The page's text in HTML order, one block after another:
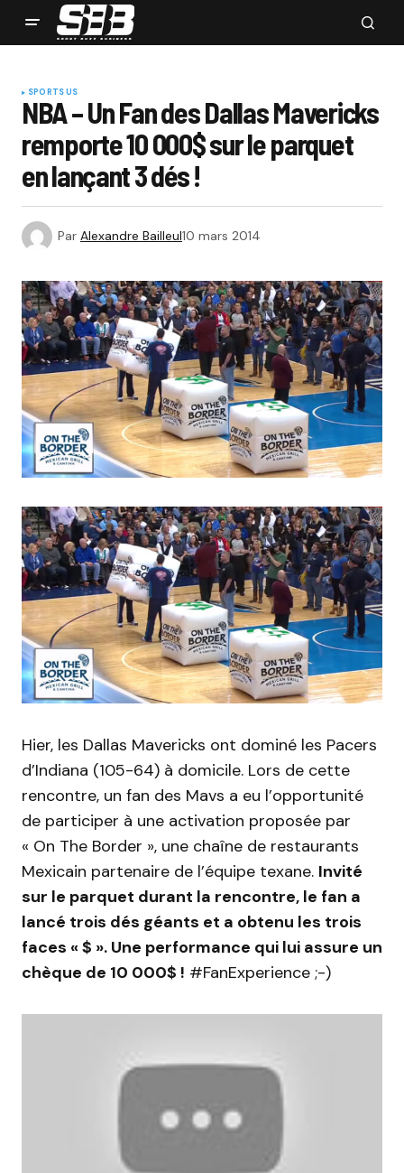
SPORTS US
NBA – Un Fan des Dallas Mavericks
remporte 10 000$ sur le parquet
en lançant 3 dés !
Par Alexandre Bailleul10 mars 2014
Hier, les Dallas Mavericks ont dominé les Pacers
d’Indiana (105-64) à domicile. Lors de cette
rencontre, un fan des Mavs a eu l’opportunité
de participer à une activation proposée par
« On The Border », une chaîne de restaurants
Mexicain partenaire de l’équipe texane. Invité
sur le parquet durant la rencontre, le fan a
lancé trois dés géants et a obtenu les trois
faces « $ ». Une performance qui lui assure un
chèque de 10 000$ ! #FanExperience ;-)